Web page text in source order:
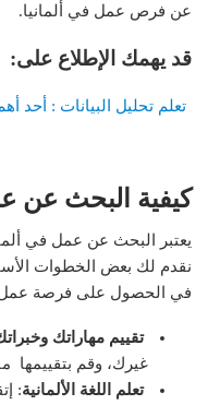
عن فرص عمل في ألمانيا.
قد يهمك الإطلاع على:
تعلم تحليل البيانات : أحد
كيفية البحث عن
يعتبر البحث عن عمل في
نقدم لك بعض الخطوات
في الحصول على فرصة عمل
تقييم مهاراتك
غيرك، وقم بتقييمها
تعلم اللغة الألمانية: